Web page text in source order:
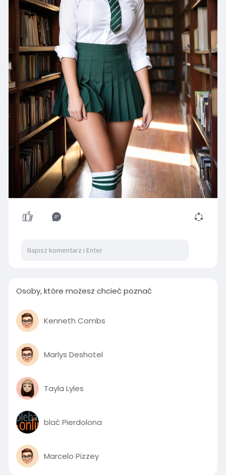
Osoby, które możesz chcieć poznać
Kenneth Combs
Marlys Deshotel
Tayla Lyles
blać Pierdolona
Marcelo Pizzey